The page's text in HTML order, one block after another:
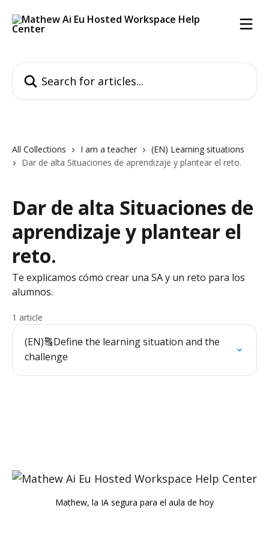
All Collections I am a teacher
(EN) Learning situations
Dar de alta Situaciones de aprendizaje y plantear el reto.
Dar de alta Situaciones de
aprendizaje y plantear el
reto.
Te explicamos cómo crear una SA y un reto para los
alumnos.
1 article
(EN)🔠Define the learning situation and the
challenge
Mathew, la IA segura para el aula de hoy